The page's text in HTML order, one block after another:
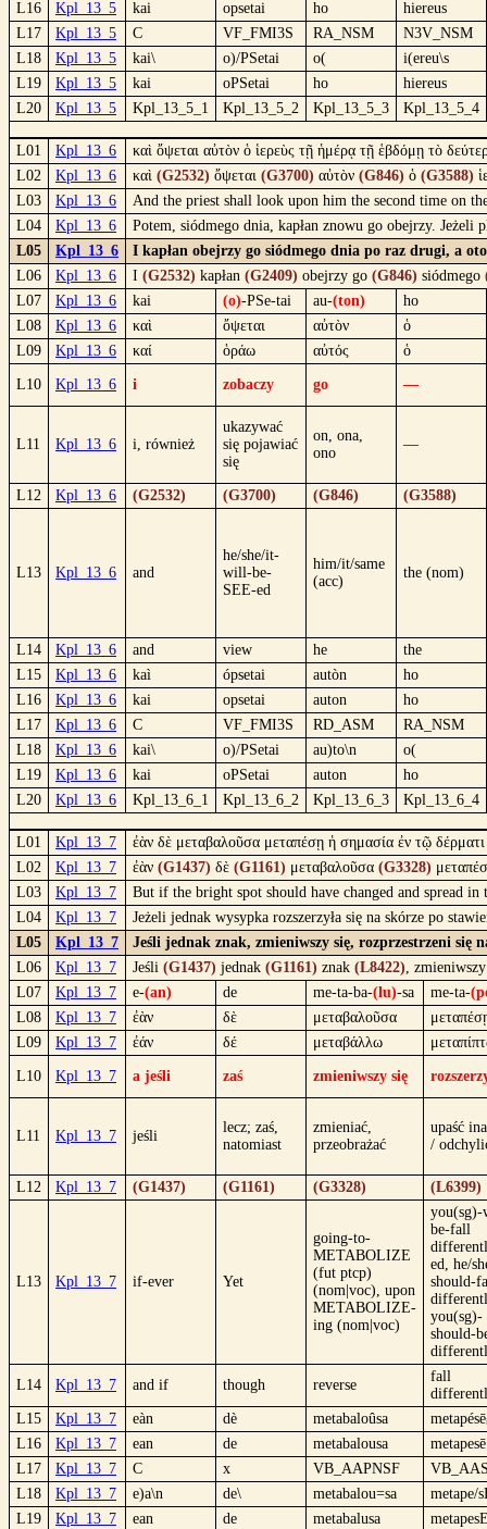
L16 Kpl_13_5 kai opsetai ho
hiereus
L17
Kpl_13_5 C VF_FMI3S RA_NSM
N3V_NSM
L18
Kpl_13_5 kai\ o)/PSetai o(
i(ereu\s
L19
Kpl_13_5 kai oPSetai ho
hiereus
L20
Kpl_13_5 Kpl_13_5_1 Kpl_13_5_2 Kpl_13_5_3 Kpl_13_5_4
L01 Kpl_13_6
καὶ ὄψεται αὐτὸν ὁ ἱερεὺς τῇ ἡμέρᾳ τῇ ἑβδόμῃ τὸ
L02
Kpl_13_6 καὶ (G2532) ὄψεται (G3700) αὐτὸν (G846) ὁ (G3588)
L03
Kpl_13_6
And the priest shall look upon him the second time on
L04
Kpl_13_6
Potem, siódmego dnia, kapłan znowu go obejrzy. Jeżeli
L05
Kpl_13_6
I kapłan obejrzy go siódmego dnia po raz drugi, a
L06
Kpl_13_6 I (G2532) kapłan (G2409) obejrzy go (G846) siódmego
L07
Kpl_13_6 kai (o)-PSe-tai au-(ton)
ho
L08
Kpl_13_6 καὶ ὄψεται αὐτὸν
ὁ
L09
Kpl_13_6 καί ὁράω αὐτός ὁ
L10 Kpl_13_6 i zobaczy go —
L11 Kpl_13_6 i, również
ukazywać
się pojawiać
się
on, ona,
ono
—
L12 Kpl_13_6 (G2532) (G3700) (G846) (G3588)
L13 Kpl_13_6 and
he/she/it-
will-be-
SEE-ed
him/it/same
(acc)
the (nom)
L14 Kpl_13_6 and view he
the
L15
Kpl_13_6 kaì ópsetai autòn
ho
L16
Kpl_13_6 kai opsetai auton
ho
L17
Kpl_13_6 C VF_FMI3S RD_ASM
RA_NSM
L18
Kpl_13_6 kai\ o)/PSetai au)to\n
o(
L19
Kpl_13_6 kai oPSetai auton
ho
L20
Kpl_13_6 Kpl_13_6_1 Kpl_13_6_2 Kpl_13_6_3 Kpl_13_6_4
L01 Kpl_13_7
ἐὰν δὲ μεταβαλοῦσα μεταπέσῃ ἡ σημασία ἐν τῷ δέρματι
L02
Kpl_13_7 ἐὰν (G1437) δὲ (G1161) μεταβαλοῦσα (G3328)
L03
Kpl_13_7
But if the bright spot should have changed and spread
L04
Kpl_13_7
Jeżeli jednak wysypka rozszerzyła się na skórze po
L05
Kpl_13_7
Jeśli jednak znak, zmieniwszy się, rozprzestrzeni się
L06
Kpl_13_7 Jeśli (G1437) jednak (G1161) znak (L8422),
L07
Kpl_13_7 e-(an) de me-ta-ba-(lu)-sa me-ta-
L08
Kpl_13_7 ἐὰν δὲ μεταβαλοῦσα
L09
Kpl_13_7 ἐάν δέ μεταβάλλω
L10 Kpl_13_7 a jeśli zaś zmieniwszy się
L11 Kpl_13_7 jeśli
lecz; zaś,
natomiast
zmieniać,
przeobrażać
upaść
/
L12 Kpl_13_7 (G1437) (G1161) (G3328) (L6399)
L13 Kpl_13_7 if-ever Yet
going-to-
METABOLIZE
(fut ptcp)
(nom|voc), upon
METABOLIZE-
ing (nom|voc)
be-fall
ed, he/
should-
you(sg)-
should-
L14 Kpl_13_7 and if though reverse
fall
L15
Kpl_13_7 eàn dè metabaloûsa
metapésēᵢ
L16
Kpl_13_7 ean de metabalousa
metapesē
L17
Kpl_13_7 C x VB_AAPNSF
L18
Kpl_13_7 e)a\n de\ metabalou=sa
metape/
L19
Kpl_13_7 ean de metabalusa